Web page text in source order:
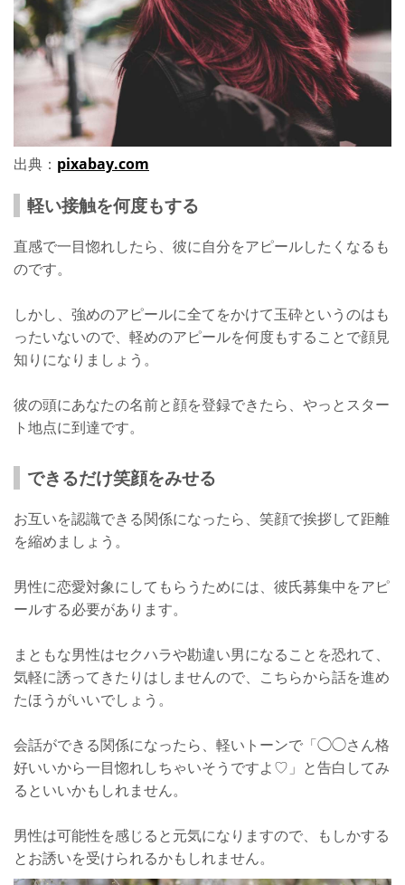
出典： pixabay.com
軽い接触を何度もする
直感で一目惚れしたら、彼に自分をアピールしたくなるも
のです。
しかし、強めのアピールに全てをかけて玉砕というのはも
ったいないので、軽めのアピールを何度もすることで顔見
知りになりましょう。
彼の頭にあなたの名前と顔を登録できたら、やっとスター
ト地点に到達です。
できるだけ笑顔をみせる
お互いを認識できる関係になったら、笑顔で挨拶して距離
を縮めましょう。
男性に恋愛対象にしてもらうためには、彼氏募集中をアピ
ールする必要があります。
まともな男性はセクハラや勘違い男になることを恐れて、
気軽に誘ってきたりはしませんので、こちらから話を進め
たほうがいいでしょう。
会話ができる関係になったら、軽いトーンで「◯◯さん格
好いいから一目惚れしちゃいそうですよ♡」と告白してみ
るといいかもしれません。
男性は可能性を感じると元気になりますので、もしかする
とお誘いを受けられるかもしれません。